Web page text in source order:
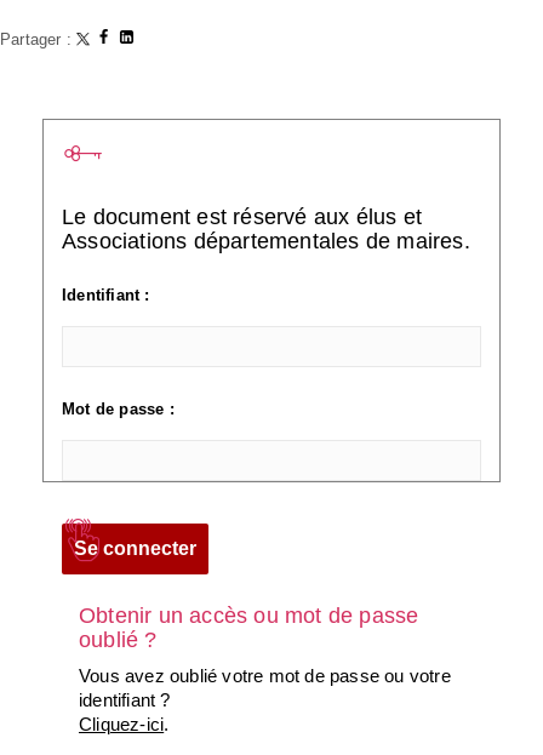
Partager :
Le document est réservé aux élus et
Associations départementales de maires.
Identifiant :
Mot de passe :
Obtenir un accès ou mot de passe
oublié ?
Vous avez oublié votre mot de passe ou votre
identifiant ?
Cliquez-ici.